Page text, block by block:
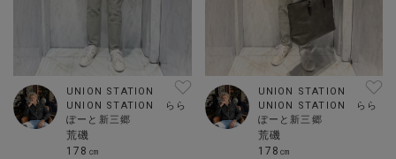
UNION STATION
UNION STATION らら
ぽーと新三郷
荒磯
178㎝
UNION STATION
UNION STATION らら
ぽーと新三郷
荒磯
178㎝